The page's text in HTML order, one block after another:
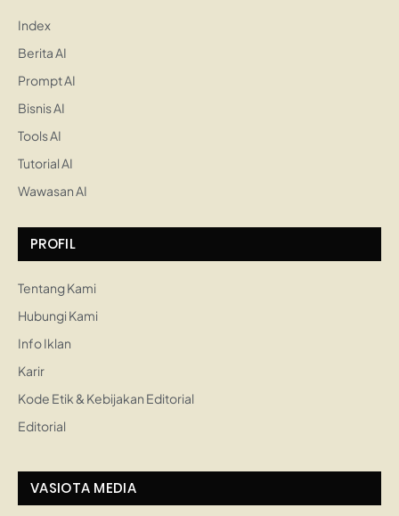
Index
Berita AI
Prompt AI
Bisnis AI
Tools AI
Tutorial AI
Wawasan AI
PROFIL
Tentang Kami
Hubungi Kami
Info Iklan
Karir
Kode Etik & Kebijakan Editorial
Editorial
VASIOTA MEDIA